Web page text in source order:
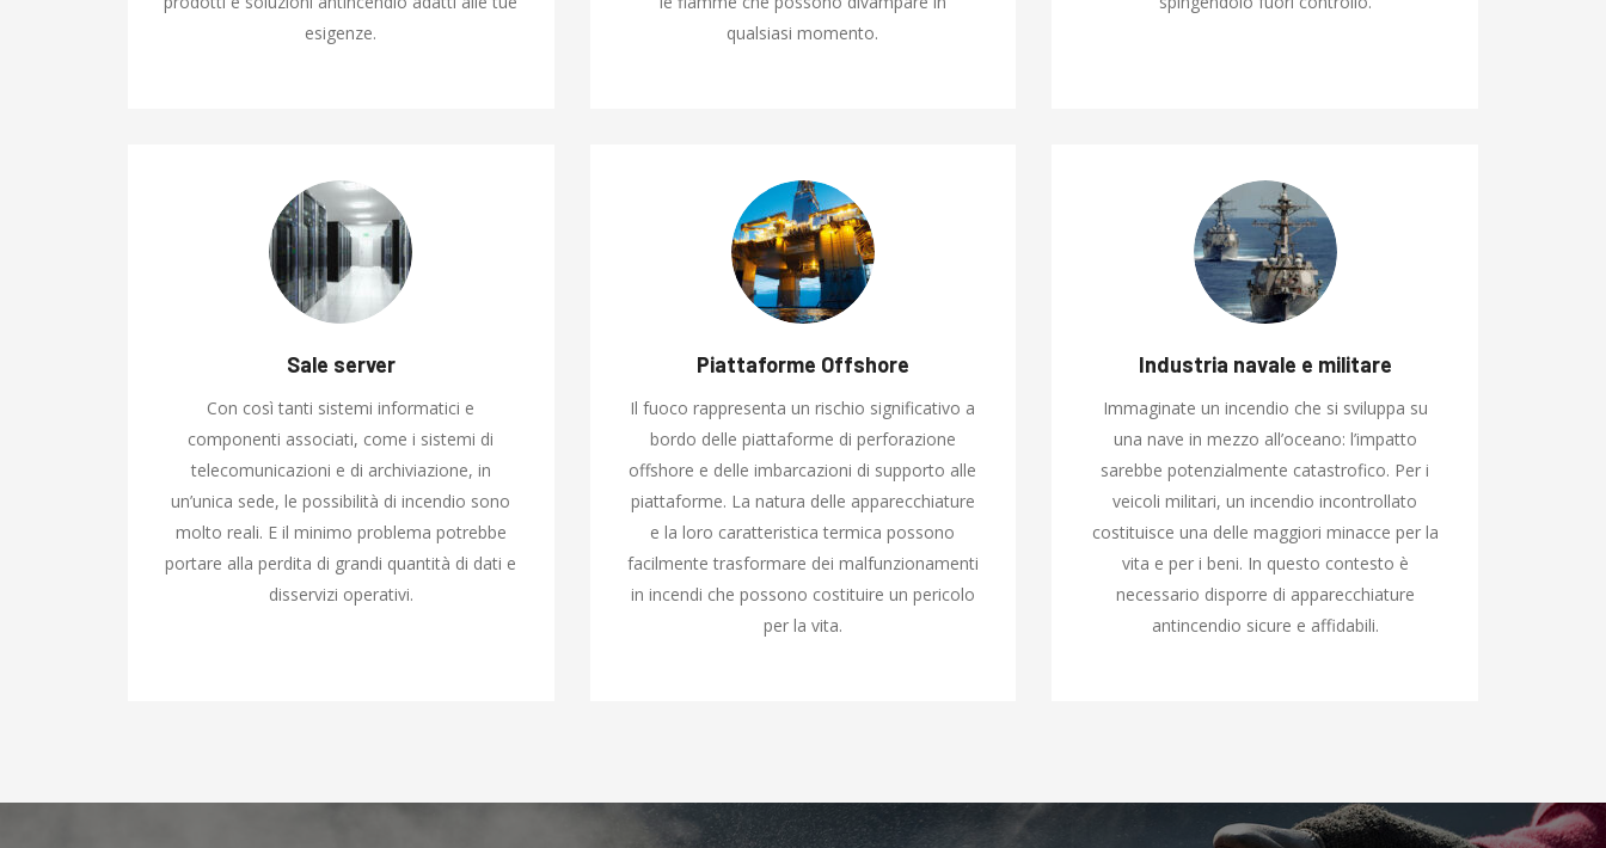
esigenze.
qualsiasi momento.
Sale server
Con così tanti sistemi informatici e
componenti associati, come i sistemi di
telecomunicazioni e di archiviazione, in
un’unica sede, le possibilità di incendio sono
molto reali. E il minimo problema potrebbe
portare alla perdita di grandi quantità di dati e
disservizi operativi.
Piattaforme Offshore
Il fuoco rappresenta un rischio significativo a
bordo delle piattaforme di perforazione
offshore e delle imbarcazioni di supporto alle
piattaforme. La natura delle apparecchiature
e la loro caratteristica termica possono
facilmente trasformare dei malfunzionamenti
in incendi che possono costituire un pericolo
per la vita.
Industria navale e militare
Immaginate un incendio che si sviluppa su
una nave in mezzo all’oceano: l’impatto
sarebbe potenzialmente catastrofico. Per i
veicoli militari, un incendio incontrollato
costituisce una delle maggiori minacce per la
vita e per i beni. In questo contesto è
necessario disporre di apparecchiature
antincendio sicure e affidabili.